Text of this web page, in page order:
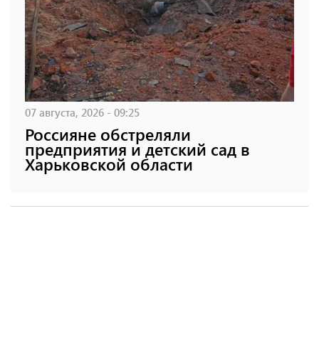
07 августа, 2026 - 09:25
Россияне обстреляли
предприятия и детский сад в
Харьковской области